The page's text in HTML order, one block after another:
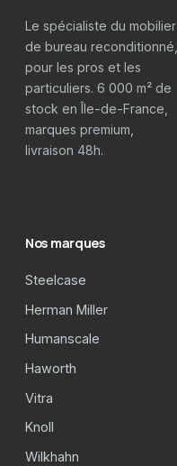
Le spécialiste du mobilier
de bureau reconditionné,
pour les pros et les
particuliers. 6 000 m² de
stock en Île-de-France,
marques premium,
livraison 48h.
Nos marques
Steelcase
Herman Miller
Humanscale
Haworth
Vitra
Knoll
Wilkhahn